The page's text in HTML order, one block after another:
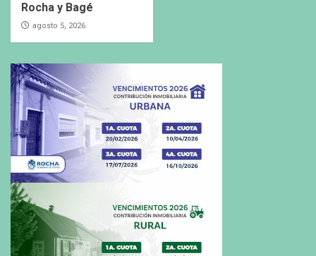
Rocha y Bagé
agosto 5, 2026